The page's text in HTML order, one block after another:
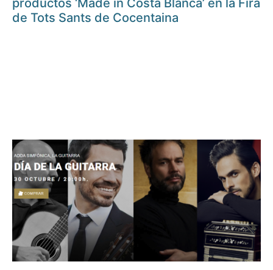
productos ‘Made in Costa Blanca’ en la Fira
de Tots Sants de Cocentaina